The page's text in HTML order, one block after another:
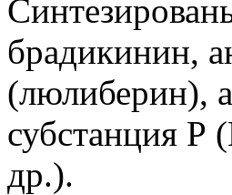
брадикинин,
(люлиберин),
субстанция
др.).